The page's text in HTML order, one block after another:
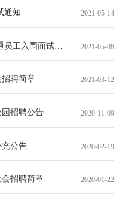
通知 2021-05-14
员工入围面试人员公示2021-05-08
招聘简章 2021-03-12
招聘公告 2020-11-09
充公告 2020-02-19
招聘简章 2020-01-22